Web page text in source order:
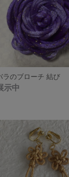
ラのブローチ 結び
示中